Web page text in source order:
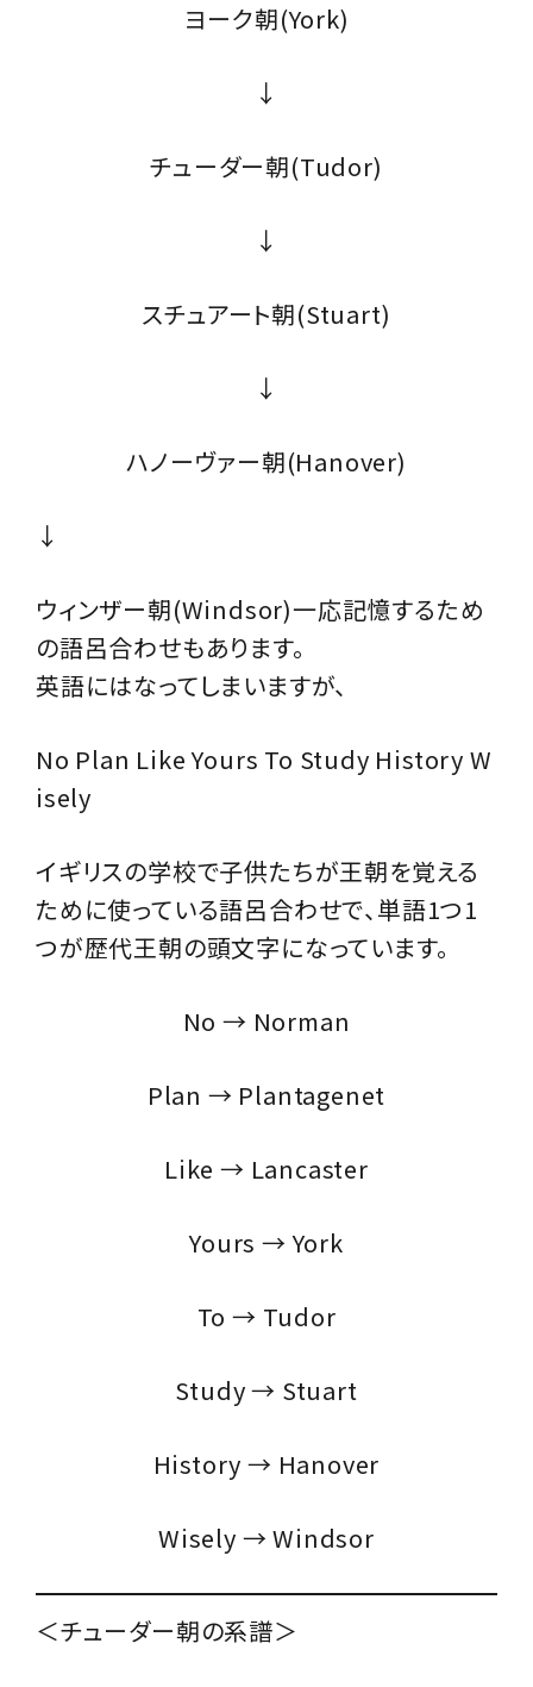
ヨーク朝(York)
↓
チューダー朝(Tudor)
↓
スチュアート朝(Stuart)
↓
ハノーヴァー朝(Hanover)
↓
ウィンザー朝(Windsor)一応記憶するため
の語呂合わせもあります。
英語にはなってしまいますが、
No Plan Like Yours To Study History W
isely
イギリスの学校で子供たちが王朝を覚える
ために使っている語呂合わせで、単語1つ1
つが歴代王朝の頭文字になっています。
No → Norman
Plan → Plantagenet
Like → Lancaster
Yours → York
To → Tudor
Study → Stuart
History → Hanover
Wisely → Windsor
＜チューダー朝の系譜＞